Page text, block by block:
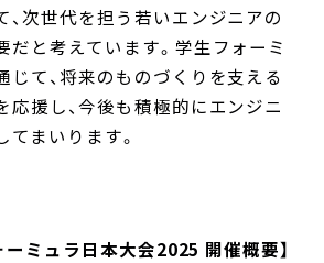
、次世代を担う若いエンジニアの
だと考えています。学生フォーミ
じて、将来のものづくりを支える
応援し、今後も積極的にエンジニ
まいります。
ーミュラ日本大会2025 開催概要】